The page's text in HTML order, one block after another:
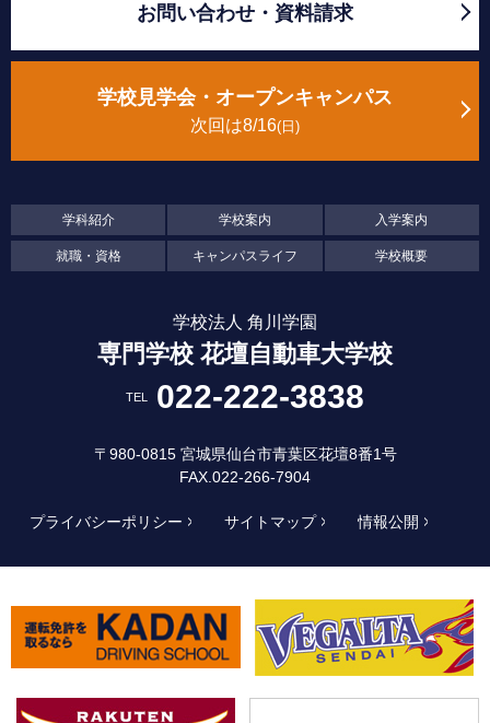
お問い合わせ・資料請求
学校見学会・オープンキャンパス
次回は8/16 日
学科紹介 学校案内 入学案内
就職・資格 キャンパスライフ 学校概要
学校法人 角川学園
専門学校 花壇自動車大学校
TEL 022-222-3838
〒980-0815 宮城県仙台市青葉区花壇8番1号
FAX.022-266-7904
プライバシーポリシー サイトマップ 情報公開